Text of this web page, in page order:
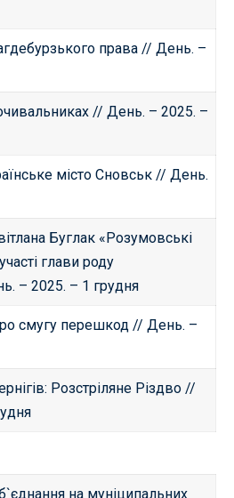
права // День. –
// День. – 2025. –
місто Сновськ // День.
Буглак «Розумовські
глави роду
– 2025. – 1 грудня
смугу перешкод // День. –
Розстріляне Різдво //
на муніципальних